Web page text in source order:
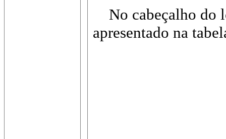
No cabeçalho do
apresentado na